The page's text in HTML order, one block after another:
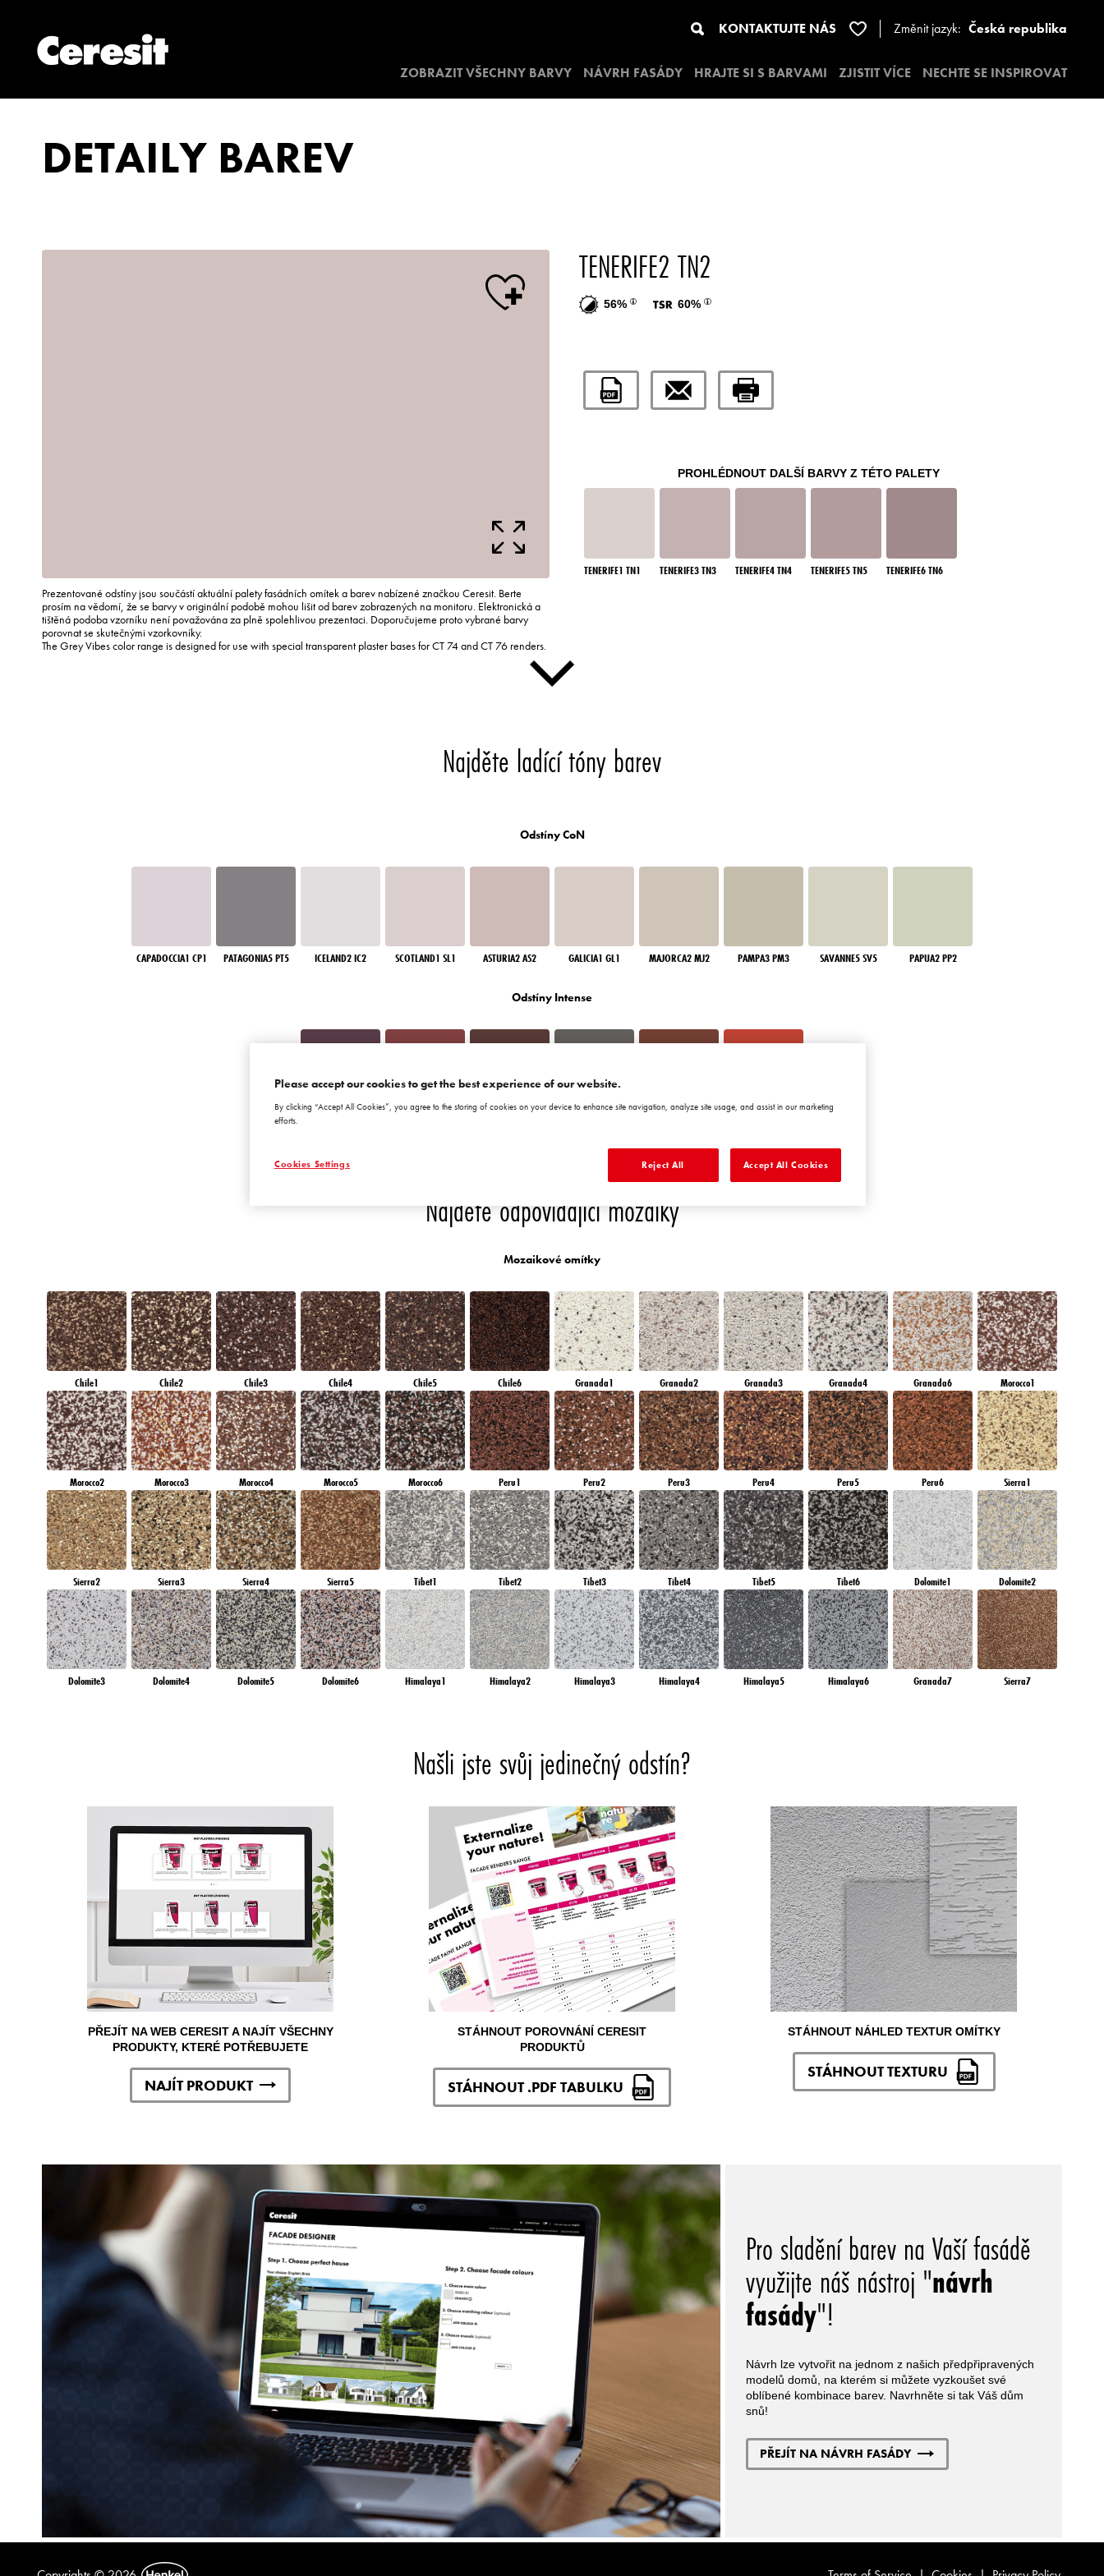
KONTAKTUJTE NÁS Změnit jazyk: Česká republika
ZOBRAZIT VŠECHNY BARVY NÁVRH FASÁDY HRAJTE SI S BARVAMI ZJISTIT VÍCE NECHTE SE INSPIROVAT
DETAILY BAREV
Prezentované odstíny jsou součástí aktuální palety fasádních omítek a barev nabízené značkou Ceresit. Berte
prosím na vědomí, že se barvy v originální podobě mohou lišit od barev zobrazených na monitoru. Elektronická a
tištěná podoba vzorníku není považována za plně spolehlivou prezentaci. Doporučujeme proto vybrané barvy
porovnat se skutečnými vzorkovníky.
The Grey Vibes color range is designed for use with special transparent plaster bases for CT 74 and CT 76 renders.
TENERIFE2 TN2
56% 60%
PROHLÉDNOUT DALŠÍ BARVY Z TÉTO PALETY
TENERIFE1 TN1 TENERIFE3 TN3 TENERIFE4 TN4 TENERIFE5 TN5 TENERIFE6 TN6
Najděte ladící tóny barev
Odstíny CoN
CAPADOCCIA1 CP1 PATAGONIA5 PT5 ICELAND2 IC2 SCOTLAND1 SL1 ASTURIA2 AS2 GALICIA1 GL1 MAJORCA2 MJ2 PAMPA3 PM3 SAVANNE5 SV5 PAPUA2 PP2
Odstíny Intense
Najděte odpovídající mozaiky
Mozaikové omítky
Chile1 Chile2 Chile3 Chile4 Chile5 Chile6 Granada1 Granada2 Granada3 Granada4 Granada6 Morocco1
Morocco2 Morocco3 Morocco4 Morocco5 Morocco6 Peru1 Peru2 Peru3 Peru4 Peru5 Peru6 Sierra1
Sierra2 Sierra3 Sierra4 Sierra5 Tibet1 Tibet2 Tibet3 Tibet4 Tibet5 Tibet6 Dolomite1 Dolomite2
Dolomite3 Dolomite4 Dolomite5 Dolomite6 Himalaya1 Himalaya2 Himalaya3 Himalaya4 Himalaya5 Himalaya6 Granada7 Sierra7
Našli jste svůj jedinečný odstín?
PŘEJÍT NA WEB CERESIT A NAJÍT VŠECHNY
PRODUKTY, KTERÉ POTŘEBUJETE
NAJÍT PRODUKT
STÁHNOUT POROVNÁNÍ CERESIT
PRODUKTŮ
STÁHNOUT .PDF TABULKU
STÁHNOUT NÁHLED TEXTUR OMÍTKY
STÁHNOUT TEXTURU
Pro sladění barev na Vaší fasádě
využijte náš nástroj "návrh
fasády"!
Návrh lze vytvořit na jednom z našich předpřipravených
modelů domů, na kterém si můžete vyzkoušet své
oblíbené kombinace barev. Navrhněte si tak Váš dům
snů!
PŘEJÍT NA NÁVRH FASÁDY
Please accept our cookies to get the best experience of our website.
By clicking “Accept All Cookies”, you agree to the storing of cookies on your device to enhance site navigation, analyze site usage, and assist in our marketing
efforts.
Cookies Settings Reject All Accept All Cookies